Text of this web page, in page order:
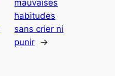
mauvaises
habitudes
sans crier ni
punir
→